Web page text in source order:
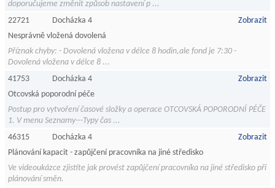
doporučujeme změnit způsob nastavení p ...
22721
Docházka 4
Zobrazit
Nesprávně vložená dovolená
Příznak chyby: - Dovolená vložena v délce 8 hodin,ale fond je 7:30 -
Dovolená vložena v délce 8 ...
41753
Docházka 4
Zobrazit
Otcovská poporodní péče
Postup pro vytvoření časové složky a operace OTCOVSKÁ POPORODNÍ PÉČE
1. V menu Seznamy---Typy čas ...
46315
Docházka 4
Zobrazit
Plánování kapacit - zapůjčení pracovníka na jiné středisko
Ve videoukázce zjistíte jak provést zapůjčení pracovníka na jiné středisko při
plánování směn.